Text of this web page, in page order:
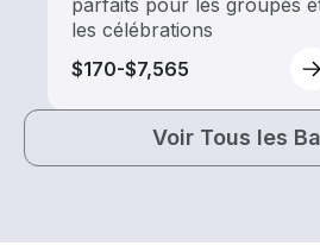
parfaits pour les groupes
les célébrations
$170-$7,565
Voir Tous les